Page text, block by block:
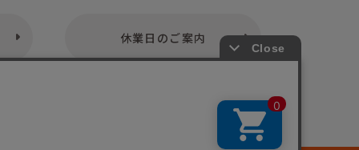
休業日のご案内